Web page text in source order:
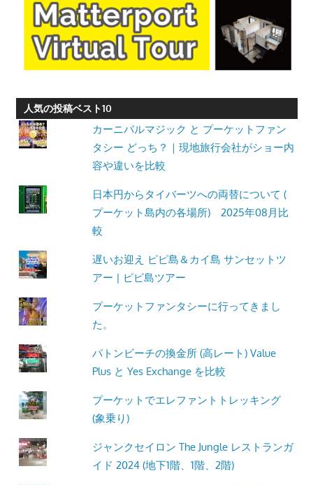
人気の投稿ベスト10
カーニバルマジック と プーケットファン
タシー どっち？｜現地旅行会社がショー内
容や違いを比較
日本円からタイバーツへの両替について (
プーケット島内の各場所) 2025年08月比
較
遅いお迎え ピピ島＆カイ島 サンセットツ
アー | ピピ島ツアー
プーケットファンタシーに行ってきまし
た。
パトンビーチの換金所 (高レート) Value
Plus と Yes Exchange を比較
プーケットでエレファントトレッキング
(象乗り)
ジャンクセイロン The Jungle レストランガ
イド 2024 (地下1階、1階、2階)